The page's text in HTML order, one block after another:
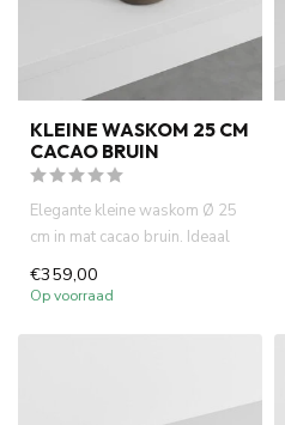
KLEINE WASKOM 25 CM
CACAO BRUIN
Elegante kleine waskom Ø 25
cm in mat cacao bruin. Ideaal
voor fontein toiletten...
€359,00
Op voorraad